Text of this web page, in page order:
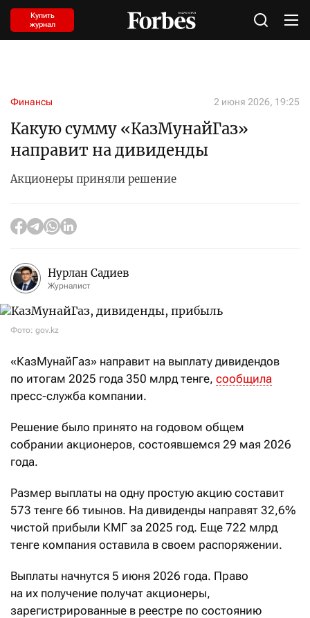
Купить
журнал
Финансы 2 июня 2026, 19:25
Какую сумму «КазМунайГаз»
направит на дивиденды
Акционеры приняли решение
Нурлан Садиев
Журналист
Фото: gov.kz
«КазМунайГаз» направит на выплату дивидендов
по итогам 2025 года 350 млрд тенге, сообщила
пресс-служба компании.
Решение было принято на годовом общем
собрании акционеров, состоявшемся 29 мая 2026
года.
Размер выплаты на одну простую акцию составит
573 тенге 66 тиынов. На дивиденды направят 32,6%
чистой прибыли КМГ за 2025 год. Еще 722 млрд
тенге компания оставила в своем распоряжении.
Выплаты начнутся 5 июня 2026 года. Право
на их получение получат акционеры,
зарегистрированные в реестре по состоянию